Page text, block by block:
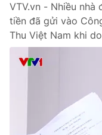
Phim VTV
Hậu trường
Nhân vật
Giải sao mai
Giải trí
Điện ảnh
Âm nhạc
Đời sống
Chất lượng cuộc
Tuyển sinh
Công nghệ
VTV.vn - Nhiều
tiền đã gửi vào
Thu Việt Nam khi